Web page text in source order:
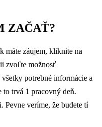
ZAČAŤ?
máte záujem, kliknite na
zvoľte možnosť
potrebné informácie a
to trvá 1 pracovný deň.
Pevne veríme, že budete tí